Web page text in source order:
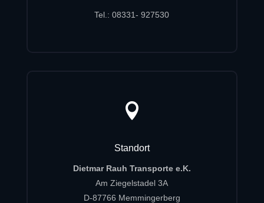
Tel.: 08331- 927530

Standort
Dietmar Rauh Transporte e.K.
Am Ziegelstadel 3A
D-87766 Memmingerberg